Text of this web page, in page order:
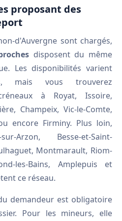
proposant des
d'Auvergne sont chargés,
disposent du même
Les disponibilités varient
mais vous trouverez
à Royat, Issoire,
Champeix, Vic-le-Comte,
encore Firminy. Plus loin,
Arzon, Besse-et-Saint-
Montmarault, Riom-
les-Bains, Amplepuis et
ce réseau.
demandeur est obligatoire
Pour les mineurs, elle